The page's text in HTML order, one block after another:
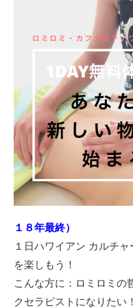
１８年最終）
１日ハワイアン カルチ
を楽しもう！
こんな方に：ロミロミの
クセラピストになりたい